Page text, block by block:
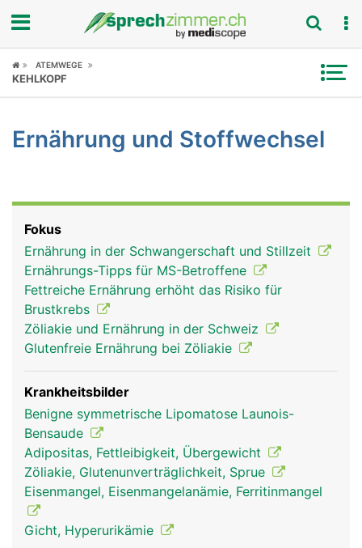
Fokus
Symptome
News
Ratgeber
Rubriken
ATEMWEGE
KEHLKOPF
Ernährung und Stoffwechsel
Fokus
Ernährung in der Schwangerschaft und Stillzeit
Ernährungs-Tipps für MS-Betroffene
Fettreiche Ernährung erhöht das Risiko für
Brustkrebs
Zöliakie und Ernährung in der Schweiz
Glutenfreie Ernährung bei Zöliakie
Krankheitsbilder
Benigne symmetrische Lipomatose Launois-
Bensaude
Adipositas, Fettleibigkeit, Übergewicht
Zöliakie, Glutenunverträglichkeit, Sprue
Eisenmangel, Eisenmangelanämie, Ferritinmangel
Gicht, Hyperurikämie